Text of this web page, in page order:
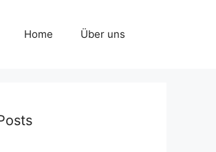
Home Über uns